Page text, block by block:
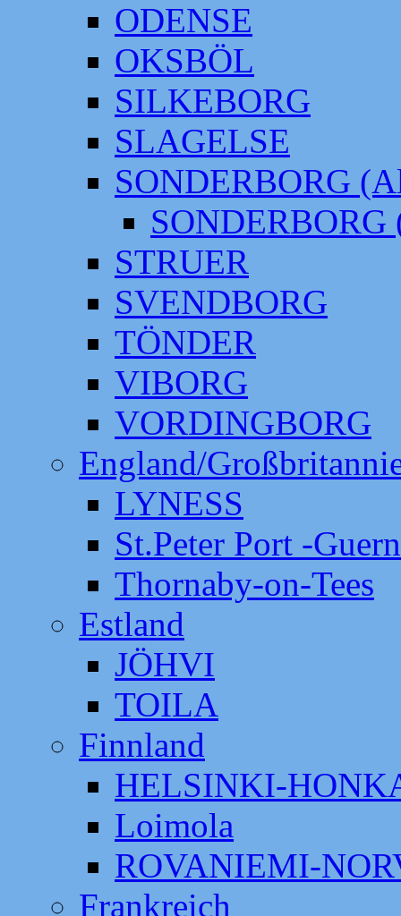
ODENSE
OKSBÖL
SILKEBORG
SLAGELSE
SONDERBORG
SONDERBORG
STRUER
SVENDBORG
TÖNDER
VIBORG
VORDINGBORG
England/
LYNESS
St.Peter Port -
Thornaby-on-Tees
Estland
JÖHVI
TOILA
Finnland
HELSINKI-
Loimola
ROVANIEMI-
Frankreich